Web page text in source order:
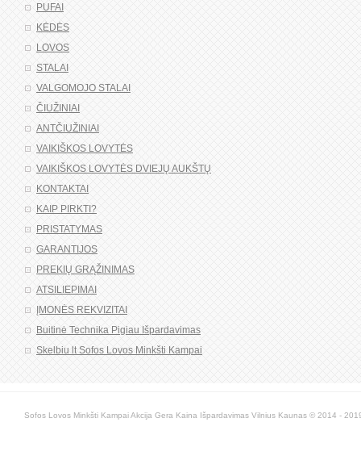
PUFAI
KĖDĖS
LOVOS
STALAI
VALGOMOJO STALAI
ČIUŽINIAI
ANTČIUŽINIAI
VAIKIŠKOS LOVYTĖS
VAIKIŠKOS LOVYTĖS DVIEJŲ AUKŠTŲ
KONTAKTAI
KAIP PIRKTI?
PRISTATYMAS
GARANTIJOS
PREKIŲ GRĄŽINIMAS
ATSILIEPIMAI
ĮMONĖS REKVIZITAI
Buitinė Technika Pigiau Išpardavimas
Skelbiu lt Sofos Lovos Minkšti Kampai
Sofos Lovos Minkšti Kampai Akcija Gera Kaina Išpardavimas Vilnius Kaunas © 2014 -